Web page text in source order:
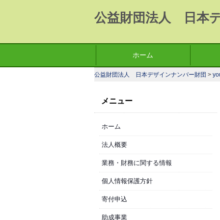
公益財団法人 日本
メインメニュー
テ
ツ
へ
移
動
ホーム
公益財団法人 日本デザインナンバー財団 >
メニュー
ホーム
法人概要
業務・財務に関する情報
個人情報保護方針
寄付申込
助成事業